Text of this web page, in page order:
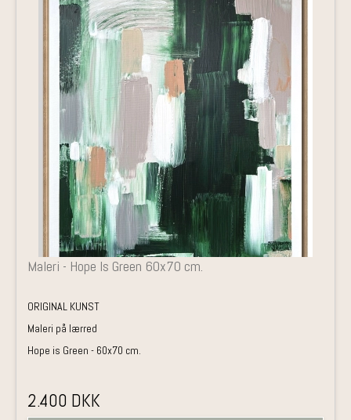
Maleri - Hope Is Green 60x70 cm.
ORIGINAL KUNST
Maleri på lærred
Hope is Green - 60x70 cm.
2.400 DKK